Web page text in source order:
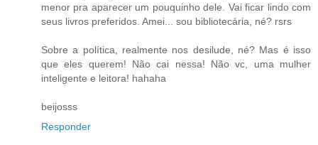
menor pra aparecer um pouquinho dele. Vai ficar lindo com
seus livros preferidos. Amei... sou bibliotecária, né? rsrs
Sobre a política, realmente nos desilude, né? Mas é isso
que eles querem! Não cai nessa! Não vc, uma mulher
inteligente e leitora! hahaha
beijosss
Responder